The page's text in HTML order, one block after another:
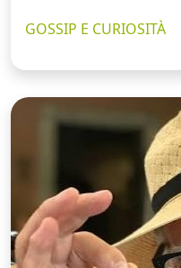
GOSSIP E CURIOSITÀ